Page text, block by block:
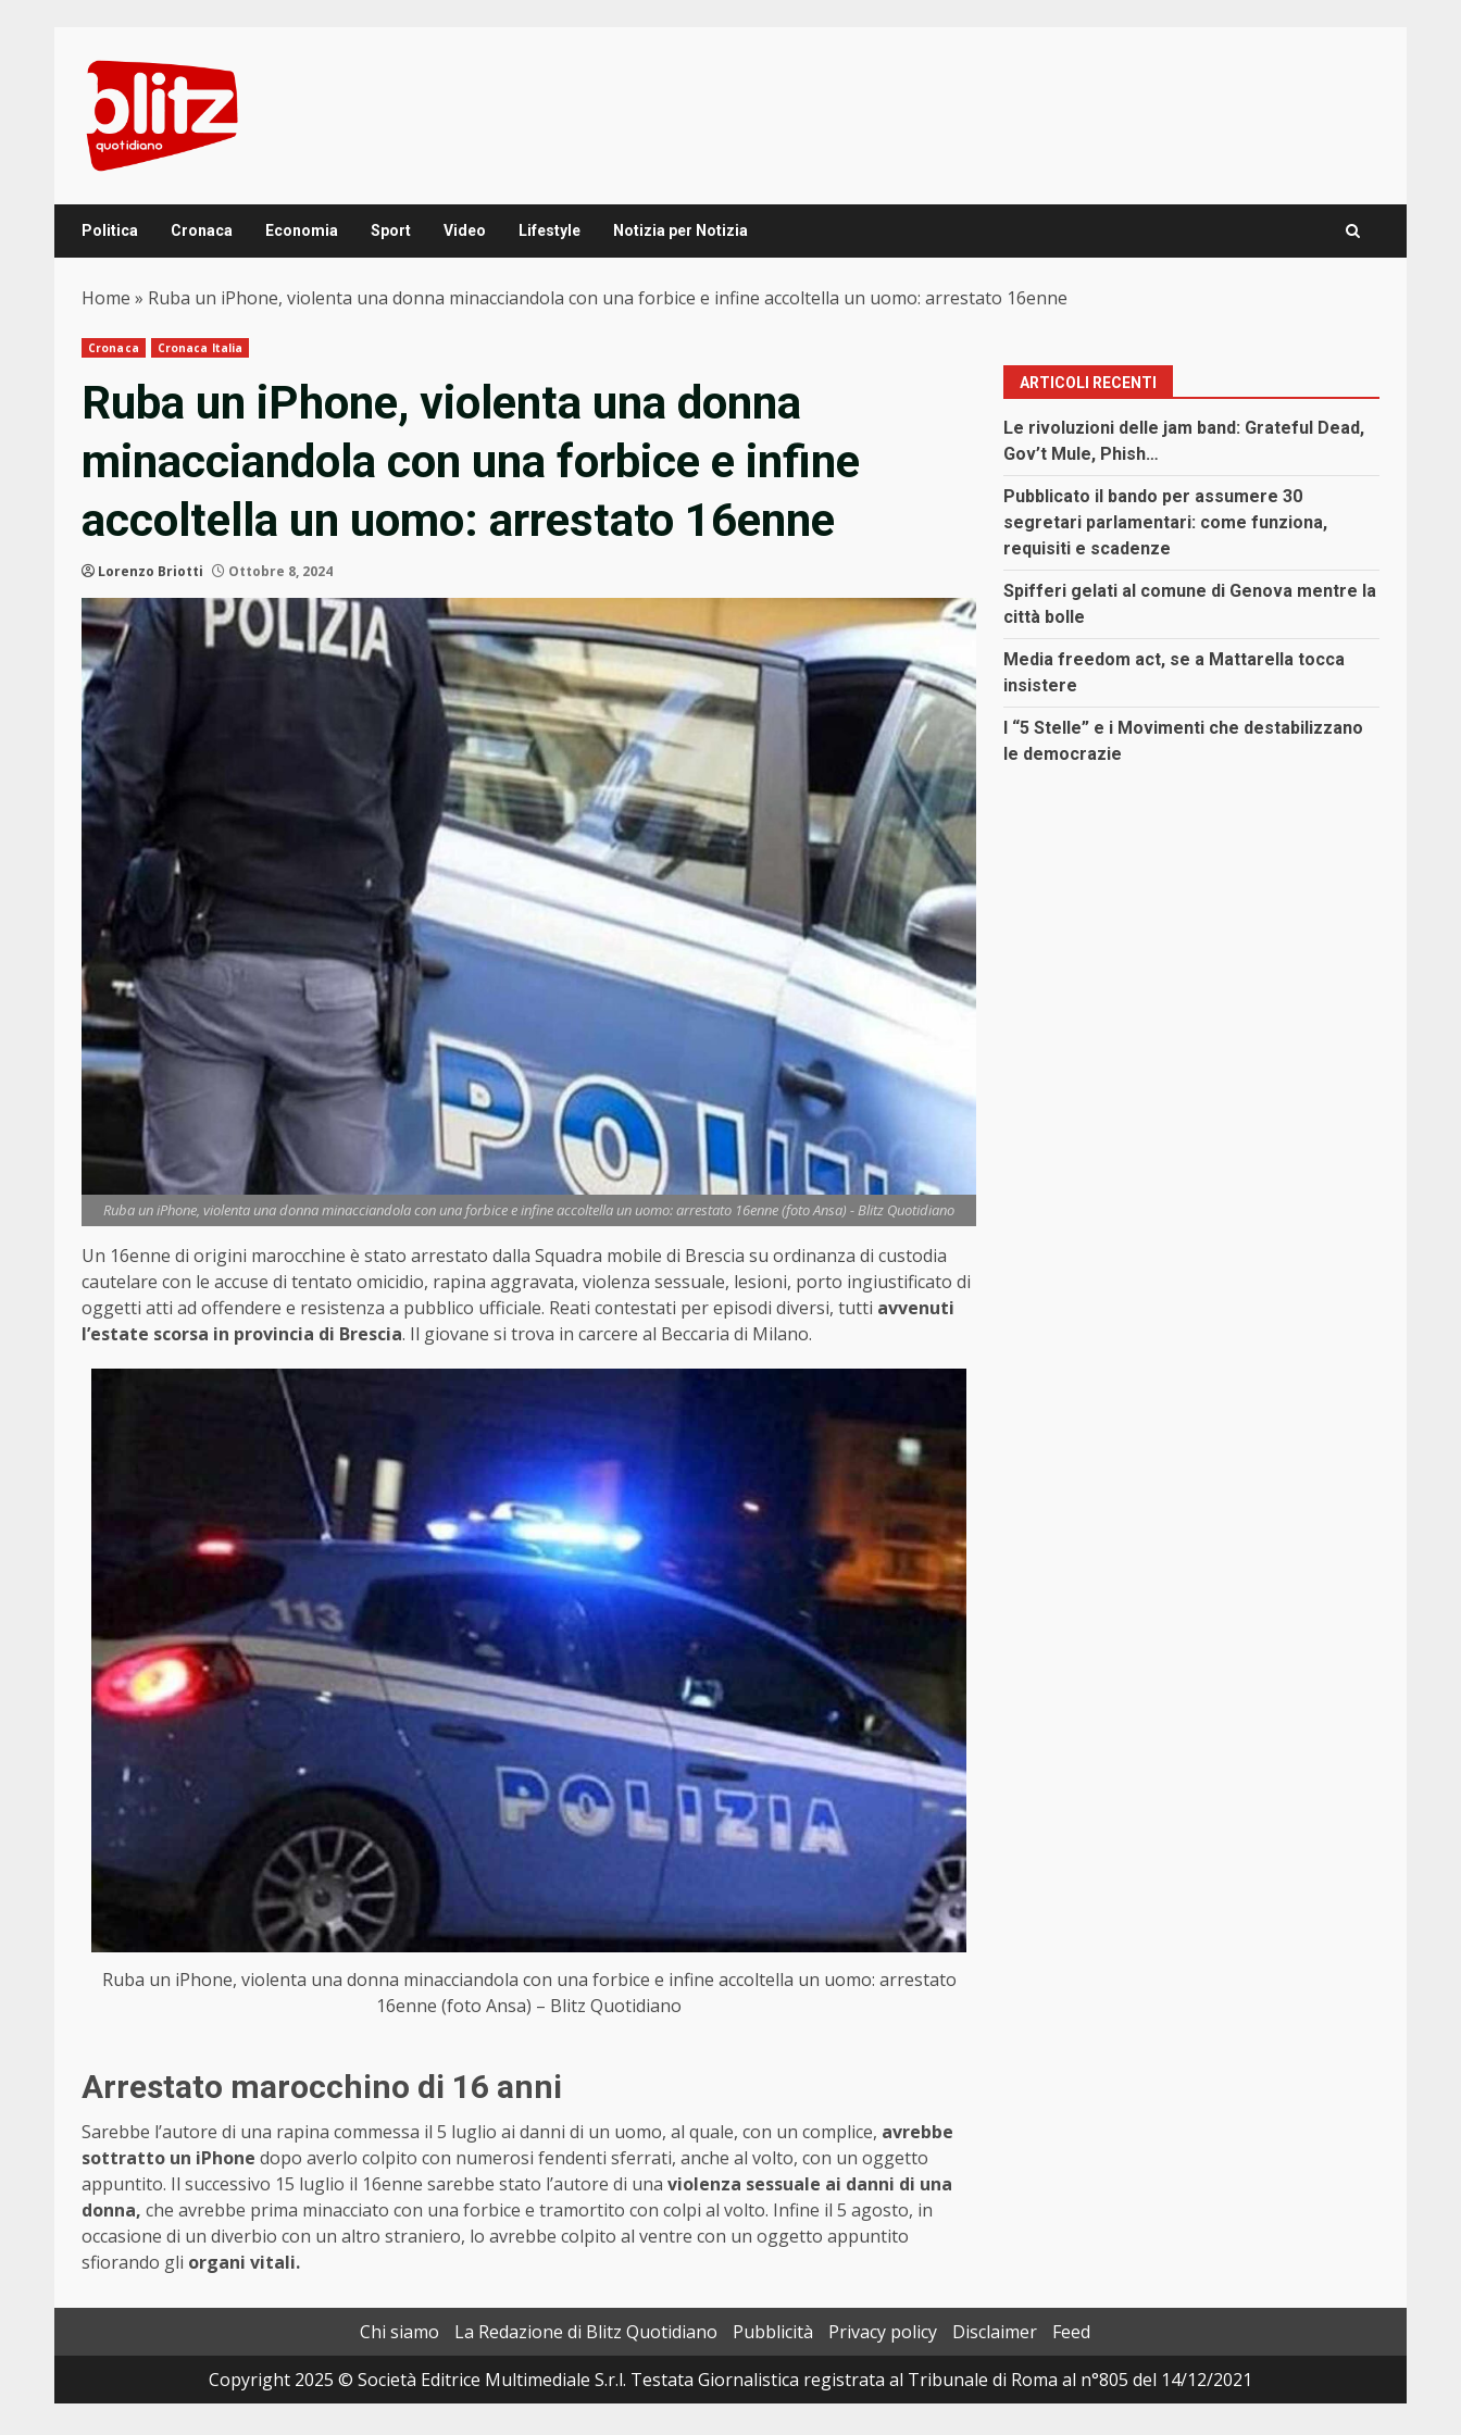
content
Politica Cronaca Economia Sport Video Lifestyle Notizia per Notizia
Home » Ruba un iPhone, violenta una donna minacciandola con una forbice e infine accoltella un uomo: arrestato 16enne
Cronaca Cronaca Italia
Ruba un iPhone, violenta una donna
minacciandola con una forbice e infine
accoltella un uomo: arrestato 16enne
Lorenzo Briotti Ottobre 8, 2024
Ruba un iPhone, violenta una donna minacciandola con una forbice e infine accoltella un uomo: arrestato 16enne (foto Ansa) - Blitz Quotidiano
Un 16enne di origini marocchine è stato arrestato dalla Squadra mobile di Brescia su ordinanza di custodia
cautelare con le accuse di tentato omicidio, rapina aggravata, violenza sessuale, lesioni, porto ingiustificato di
oggetti atti ad offendere e resistenza a pubblico ufficiale. Reati contestati per episodi diversi, tutti avvenuti
l’estate scorsa in provincia di Brescia. Il giovane si trova in carcere al Beccaria di Milano.
Ruba un iPhone, violenta una donna minacciandola con una forbice e infine accoltella un uomo: arrestato
16enne (foto Ansa) – Blitz Quotidiano
Arrestato marocchino di 16 anni
Sarebbe l’autore di una rapina commessa il 5 luglio ai danni di un uomo, al quale, con un complice, avrebbe
sottratto un iPhone dopo averlo colpito con numerosi fendenti sferrati, anche al volto, con un oggetto
appuntito. Il successivo 15 luglio il 16enne sarebbe stato l’autore di una violenza sessuale ai danni di una
donna, che avrebbe prima minacciato con una forbice e tramortito con colpi al volto. Infine il 5 agosto, in
occasione di un diverbio con un altro straniero, lo avrebbe colpito al ventre con un oggetto appuntito
sfiorando gli organi vitali.
ARTICOLI RECENTI
Le rivoluzioni delle jam band: Grateful Dead,
Gov’t Mule, Phish…
Pubblicato il bando per assumere 30
segretari parlamentari: come funziona,
requisiti e scadenze
Spifferi gelati al comune di Genova mentre la
città bolle
Media freedom act, se a Mattarella tocca
insistere
I “5 Stelle” e i Movimenti che destabilizzano
le democrazie
Chi siamo La Redazione di Blitz Quotidiano Pubblicità Privacy policy Disclaimer
Feed
Copyright 2025 © Società Editrice Multimediale S.r.l. Testata Giornalistica registrata al Tribunale di Roma al n°805 del 14/12/2021